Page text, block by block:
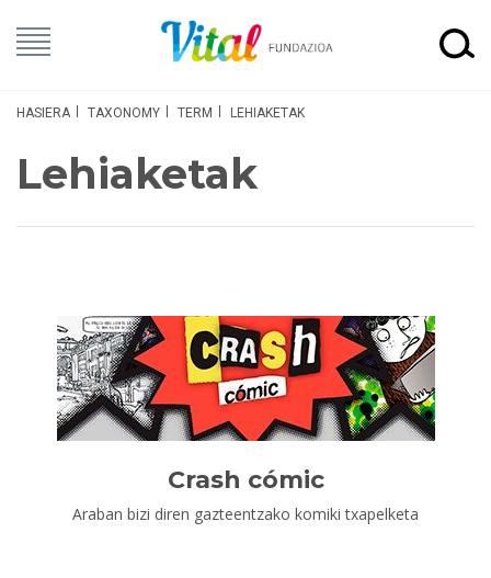
HASIERA TAXONOMY TERM LEHIAKETAK
Lehiaketak
Crash cómic
Araban bizi diren gazteentzako komiki txapelketa